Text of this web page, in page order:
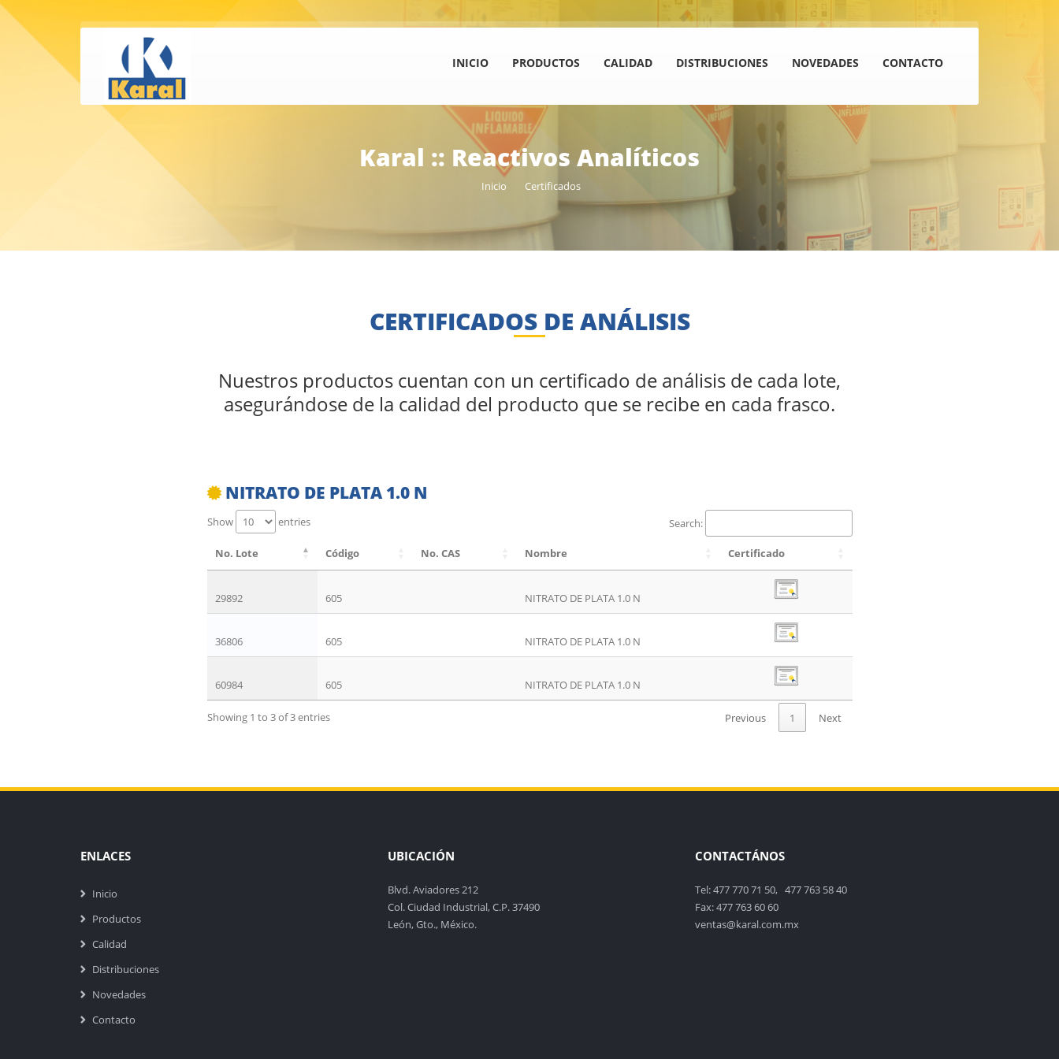
INICIO PRODUCTOS CALIDAD DISTRIBUCIONES NOVEDADES CONTACTO
Karal :: Reactivos Analíticos
Inicio Certificados
CERTIFICADOS DE ANÁLISIS
Nuestros productos cuentan con un certificado de análisis de cada lote,
asegurándose de la calidad del producto que se recibe en cada frasco.
NITRATO DE PLATA 1.0 N
Show entries Search:
No. Lote Código No. CAS Nombre Certificado
29892 605 NITRATO DE PLATA 1.0 N
36806 605 NITRATO DE PLATA 1.0 N
60984 605 NITRATO DE PLATA 1.0 N
Showing 1 to 3 of 3 entries Previous 1 Next
ENLACES
Inicio
Productos
Calidad
Distribuciones
Novedades
Contacto
UBICACIÓN
Blvd. Aviadores 212
Col. Ciudad Industrial, C.P. 37490
León, Gto., México.
CONTACTÁNOS
Tel: 477 770 71 50, 477 763 58 40
Fax: 477 763 60 60
ventas@karal.com.mx